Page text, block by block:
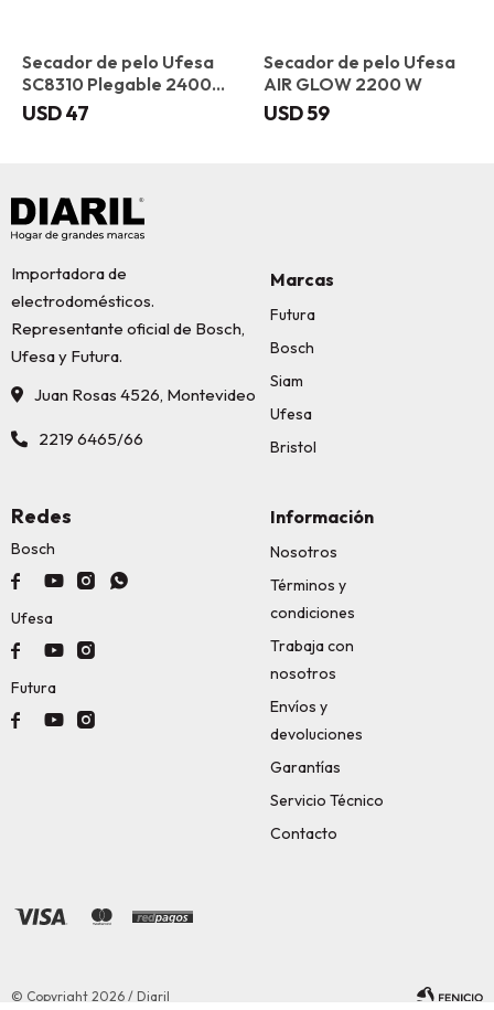
Secador de pelo Ufesa
SC8310 Plegable 2400
W
USD47
Secador de pelo Ufesa
AIR GLOW 2200 W
USD59
Importadora de
electrodomésticos.
Representante oficial de Bosch,
Ufesa y Futura.
Juan Rosas 4526, Montevideo
2219 6465/66
Marcas
Futura
Bosch
Siam
Ufesa
Bristol
Información
Nosotros
Términos y
condiciones
Trabaja con
nosotros
Envíos y
devoluciones
Garantías
Servicio Técnico
Contacto
Redes
Bosch
   
Ufesa
  
Futura
  
© Copyright 2026 / Diaril